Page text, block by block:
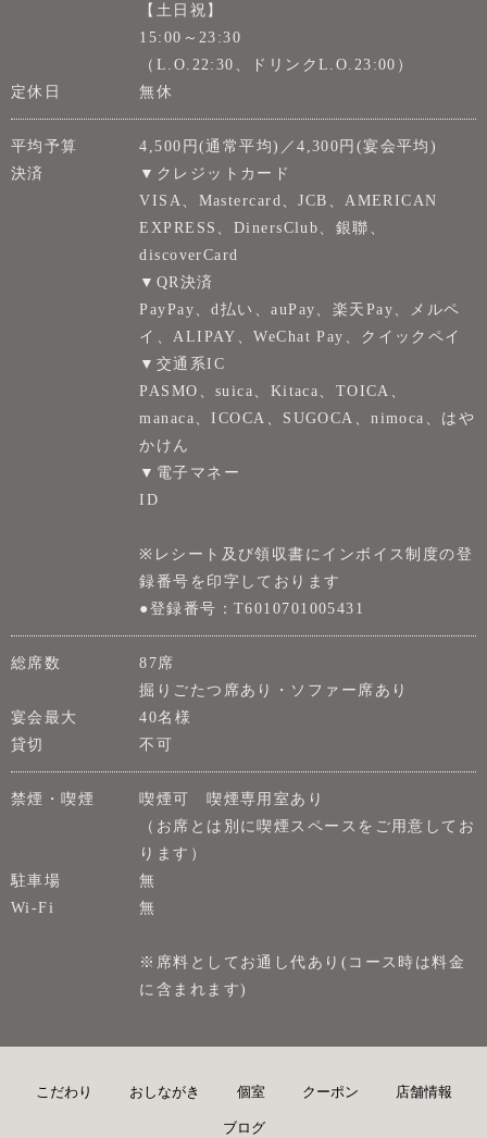
【土日祝】
15:00～23:30
（L.O.22:30、ドリンクL.O.23:00）
定休日
無休
平均予算
4,500円(通常平均)／4,300円(宴会平均)
決済
▼クレジットカード
VISA、Mastercard、JCB、AMERICAN
EXPRESS、DinersClub、銀聯、
discoverCard
▼QR決済
PayPay、d払い、auPay、楽天Pay、メルペ
イ、ALIPAY、WeChat Pay、クイックペイ
▼交通系IC
PASMO、suica、Kitaca、TOICA、
manaca、ICOCA、SUGOCA、nimoca、はや
かけん
▼電子マネー
ID
※レシート及び領収書にインボイス制度の登
録番号を印字しております
●登録番号：T6010701005431
総席数
87席
掘りごたつ席あり・ソファー席あり
宴会最大
40名様
貸切
不可
禁煙・喫煙
喫煙可 喫煙専用室あり
（お席とは別に喫煙スペースをご用意してお
ります）
駐車場
無
Wi-Fi
無
※席料としてお通し代あり(コース時は料金
に含まれます)
こだわり おしながき 個室 クーポン 店舗情報
ブログ